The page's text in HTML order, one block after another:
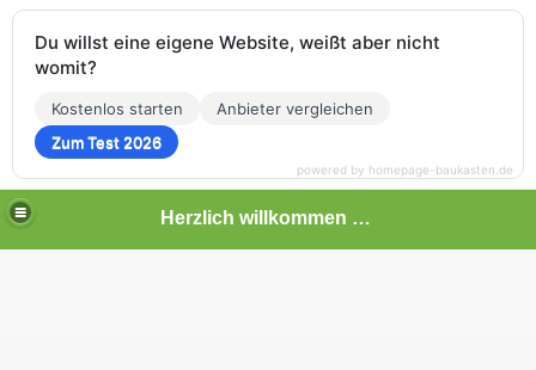
Herzlich willkommen auf meiner Bahnseite
Du willst eine eigene Website, weißt aber nicht
womit?
Kostenlos starten
Anbieter vergleichen
Zum Test 2026
powered by homepage-baukasten.de